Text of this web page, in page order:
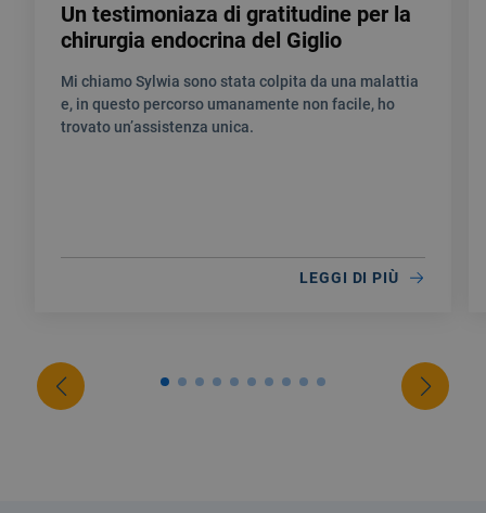
Un testimoniaza di gratitudine per la
chirurgia endocrina del Giglio
Mi chiamo Sylwia sono stata colpita da una malattia
e, in questo percorso umanamente non facile, ho
trovato un’assistenza unica.
LEGGI DI PIÙ